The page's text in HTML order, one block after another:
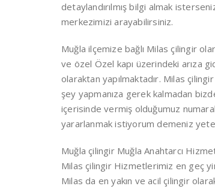
detaylandırılmış bilgi almak
merkezimizi arayabilirsiniz.
Muğla ilçemize bağlı Milas çilingir
ve özel Özel kapı üzerindeki arıza
olaraktan yapılmaktadır. Milas
şey yapmanıza gerek kalmadan
içerisinde vermiş olduğumuz
yararlanmak istiyorum demeniz
Muğla çilingir Muğla Anahtarcı
Milas çilingir Hizmetlerimiz en geç
Milas da en yakın ve acil çilingir